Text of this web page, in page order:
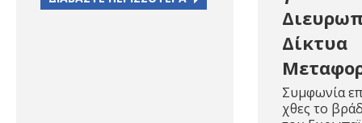
Δίκτυα
Συμφωνία
χθες το